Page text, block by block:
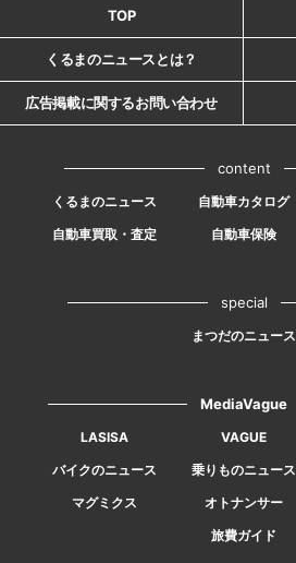
TOP
くるまのニュースとは？
広告掲載に関するお問い合わせ
content
くるまのニュース 自動車カタログ
自動車買取・査定
自動車保険
special
まつだのニュース
MediaVague
LASISA VAGUE
バイクのニュース
乗りものニュース
マグミクス
オトナンサー
旅費ガイド